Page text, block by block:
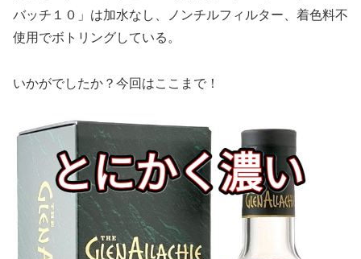
バッチ１０」は加水なし、ノンチルフィルター、着色料不
使用でボトリングしている。
いかがでしたか？今回はここまで！